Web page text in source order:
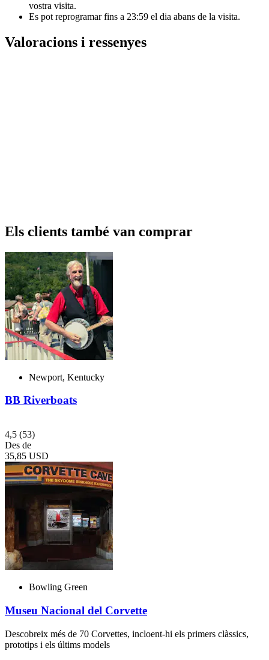
vostra visita.
Es pot reprogramar fins a 23:59 el dia abans de la visita.
Valoracions i ressenyes
Els clients també van comprar
Newport, Kentucky
BB Riverboats
4,5 (53)
Des de
35,85 USD
Bowling Green
Museu Nacional del Corvette
Descobreix més de 70 Corvettes, incloent-hi els primers clàssics,
prototips i els últims models